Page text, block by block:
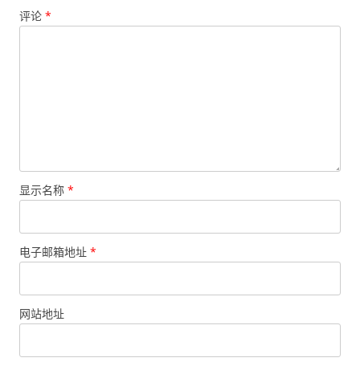
评论 *
显示名称 *
电子邮箱地址 *
网站地址